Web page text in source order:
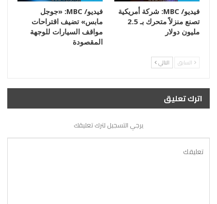
فيديو/ MBC: شركة أمريكية
تصنع منزلاً متحرك بـ 2.5
مليون دولار
فيديو/ MBC: «جوجل
مابس» تضيف اقتراحات
مواقف السيارات للوجهة
المقصودة
السابق التالي
اترك تعليق
يرجي التسجيل لترك تعليقك